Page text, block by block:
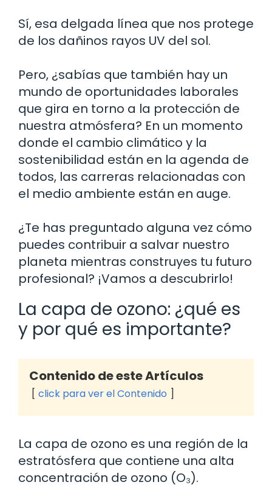
Sí, esa delgada línea que nos protege
de los dañinos rayos UV del sol.
Pero, ¿sabías que también hay un
mundo de oportunidades laborales
que gira en torno a la protección de
nuestra atmósfera? En un momento
donde el cambio climático y la
sostenibilidad están en la agenda de
todos, las carreras relacionadas con
el medio ambiente están en auge.
¿Te has preguntado alguna vez cómo
puedes contribuir a salvar nuestro
planeta mientras construyes tu futuro
profesional? ¡Vamos a descubrirlo!
La capa de ozono: ¿qué es
y por qué es importante?
Contenido de este Artículos
click para ver el Contenido
La capa de ozono es una región de la
estratósfera que contiene una alta
concentración de ozono (O₃).